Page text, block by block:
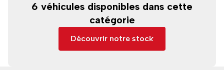
6 véhicules disponibles dans cette
catégorie
Découvrir notre stock